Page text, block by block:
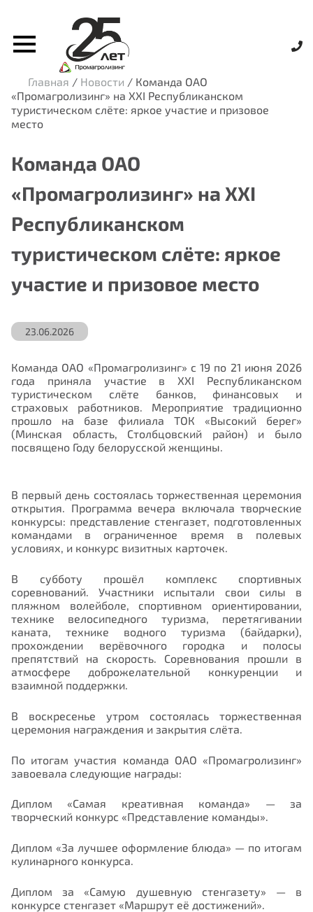
Главная / Новости / Команда ОАО
«Промагролизинг» на XXI Республиканском
туристическом слёте: яркое участие и призовое
место
Команда ОАО
«Промагролизинг» на XXI
Республиканском
туристическом слёте: яркое
участие и призовое место
23.06.2026
Команда ОАО «Промагролизинг» с 19 по 21 июня 2026
года приняла участие в XXI Республиканском
туристическом слёте банков, финансовых и
страховых работников. Мероприятие традиционно
прошло на базе филиала ТОК «Высокий берег»
(Минская область, Столбцовский район) и было
посвящено Году белорусской женщины.
В первый день состоялась торжественная церемония
открытия. Программа вечера включала творческие
конкурсы: представление стенгазет, подготовленных
командами в ограниченное время в полевых
условиях, и конкурс визитных карточек.
В субботу прошёл комплекс спортивных
соревнований. Участники испытали свои силы в
пляжном волейболе, спортивном ориентировании,
технике велосипедного туризма, перетягивании
каната, технике водного туризма (байдарки),
прохождении верёвочного городка и полосы
препятствий на скорость. Соревнования прошли в
атмосфере доброжелательной конкуренции и
взаимной поддержки.
В воскресенье утром состоялась торжественная
церемония награждения и закрытия слёта.
По итогам участия команда ОАО «Промагролизинг»
завоевала следующие награды:
Диплом «Самая креативная команда» — за
творческий конкурс «Представление команды».
Диплом «За лучшее оформление блюда» — по итогам
кулинарного конкурса.
Диплом за «Самую душевную стенгазету» — в
конкурсе стенгазет «Маршрут её достижений».